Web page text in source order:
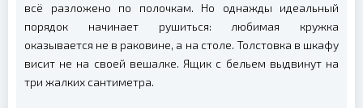
всё разложено по полочкам. Но однажды идеальный
порядок начинает рушиться: любимая кружка
оказывается не в раковине, а на столе. Толстовка в шкафу
висит не на своей вешалке. Ящик с бельем выдвинут на
три жалких сантиметра.